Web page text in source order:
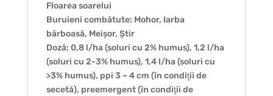
Floarea soarelui
Buruieni combătute: Mohor, Iarba
bărboasă, Meișor, Știr
Doză: 0,8 l/ha (soluri cu 2% humus), 1,2 l/ha
(soluri cu 2-3% humus), 1,4 l/ha (soluri cu
>3% humus), ppi 3 – 4 cm (în condiţii de
secetă), preemergent (în condiţii de